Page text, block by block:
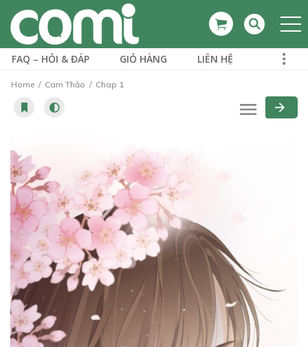
FAQ – HỎI & ĐÁP GIỎ HÀNG LIÊN HỆ
Home Cam Thảo Chap 1